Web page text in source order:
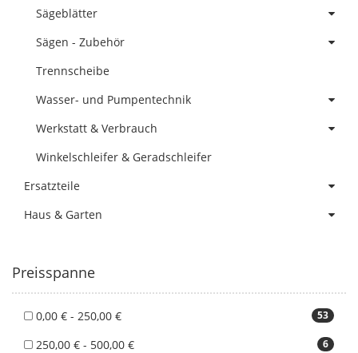
Sägeblätter
Sägen - Zubehör
Trennscheibe
Wasser- und Pumpentechnik
Werkstatt & Verbrauch
Winkelschleifer & Geradschleifer
Ersatzteile
Haus & Garten
Preisspanne
53
0,00 € - 250,00 €
6
250,00 € - 500,00 €